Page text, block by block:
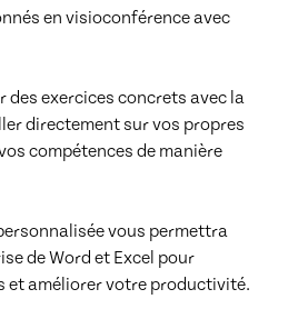
en visioconférence avec
des exercices concrets avec la
directement sur vos propres
compétences de manière
vous permettra
de Word et Excel pour
et améliorer votre productivité.